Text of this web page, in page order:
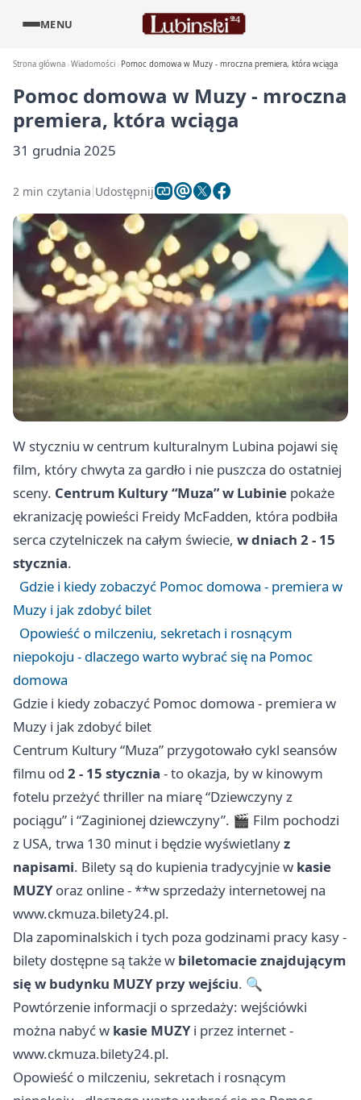
MENU
Strona główna Wiadomości Pomoc domowa w Muzy - mroczna premiera, która wciąga
Pomoc domowa w Muzy - mroczna
premiera, która wciąga
31 grudnia 2025
2 min czytania Udostępnij
W styczniu w centrum kulturalnym Lubina pojawi się
film, który chwyta za gardło i nie puszcza do ostatniej
sceny. Centrum Kultury “Muza” w Lubinie pokaże
ekranizację powieści Freidy McFadden, która podbiła
serca czytelniczek na całym świecie, w dniach 2 - 15
stycznia.
Gdzie i kiedy zobaczyć Pomoc domowa - premiera w
Muzy i jak zdobyć bilet
Opowieść o milczeniu, sekretach i rosnącym
niepokoju - dlaczego warto wybrać się na Pomoc
domowa
Gdzie i kiedy zobaczyć Pomoc domowa - premiera w
Muzy i jak zdobyć bilet
Centrum Kultury “Muza” przygotowało cykl seansów
filmu od 2 - 15 stycznia - to okazja, by w kinowym
fotelu przeżyć thriller na miarę “Dziewczyny z
pociągu” i “Zaginionej dziewczyny”. 🎬 Film pochodzi
z USA, trwa 130 minut i będzie wyświetlanyz
napisami. Bilety są do kupienia tradycyjnie w kasie
MUZYoraz online - **w sprzedaży internetowej na
www.ckmuza.bilety24.pl.
Dla zapominalskich i tych poza godzinami pracy kasy -
bilety dostępne są także w biletomacie znajdującym
się w budynku MUZY przy wejściu. 🔍
Powtórzenie informacji o sprzedaży: wejściówki
można nabyć w kasie MUZYi przez internet -
www.ckmuza.bilety24.pl.
Opowieść o milczeniu, sekretach i rosnącym